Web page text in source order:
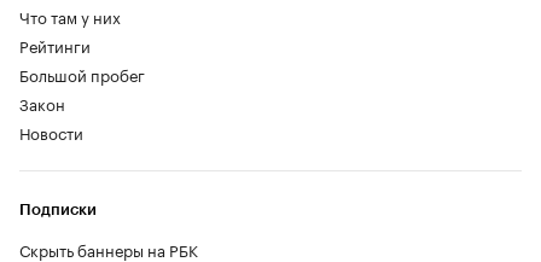
Что там у них
Рейтинги
Большой пробег
Закон
Новости
Подписки
Скрыть баннеры на РБК